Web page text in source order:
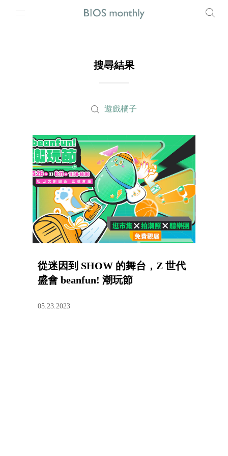
搜尋結果
遊戲橘子
從迷因到 SHOW 的舞台，Z 世代
盛會 beanfun! 潮玩節
05.23.2023